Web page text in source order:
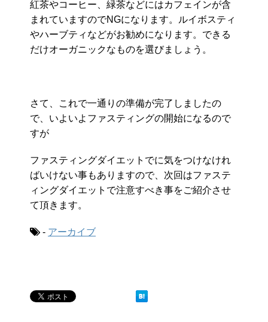
紅茶やコーヒー、緑茶などにはカフェインが含
まれていますのでNGになります。ルイボスティ
やハーブティなどがお勧めになります。できる
だけオーガニックなものを選びましょう。
さて、これで一通りの準備が完了しましたの
で、いよいよファスティングの開始になるので
すが
ファスティングダイエットでに気をつけなけれ
ばいけない事もありますので、次回はファステ
ィングダイエットで注意すべき事をご紹介させ
て頂きます。
- アーカイブ